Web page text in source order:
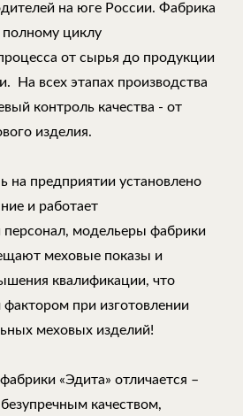
на юге России. Фабрика
полному циклу
от сырья до продукции
На всех этапах производства
контроль качества - от
изделия.
на предприятии установлено
и работает
модельеры фабрики
меховые показы и
квалификации, что
при изготовлении
меховых изделий!
«Эдита» отличается –
качеством,